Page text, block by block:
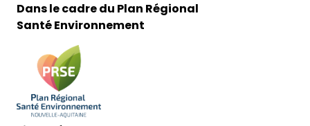
Dans le cadre du Plan Régional
Santé Environnement